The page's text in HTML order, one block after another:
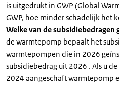
is uitgedrukt in GWP (Global
GWP, hoe minder schadelijk het
Welke van de subsidiebedragen
de warmtepomp bepaalt het
warmtepompen die in 2026
subsidiebedrag uit 2026 . Als u
2024 aangeschaft warmtepomp